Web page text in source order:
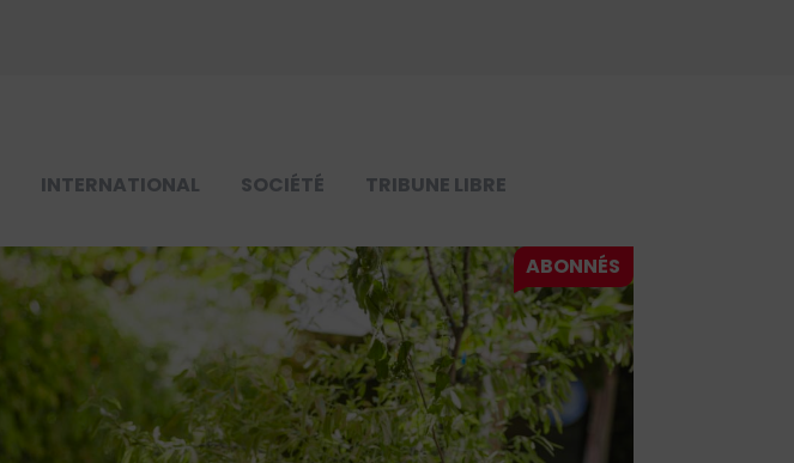
INTERNATIONAL SOCIÉTÉ TRIBUNE LIBRE